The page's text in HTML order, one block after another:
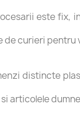
este fix,
curieri pentru
distincte
articolele